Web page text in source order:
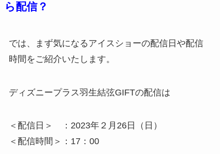
ら配信？
では、まず気になるアイスショーの配信日や配信
時間をご紹介いたします。
ディズニープラス羽生結弦GIFTの配信は
＜配信日＞ ：2023年２月26日（日）
＜配信時間＞：17：00